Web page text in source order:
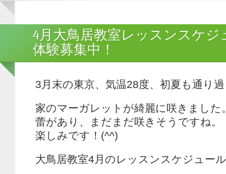
4月大鳥居教室レッスンスケジ
体験募集中！
3月末の東京、気温28度、初夏も通り
家のマーガレットが綺麗に咲きました
蕾があり、まだまだ咲きそうですね。
楽しみです！(^^)
大鳥居教室4月のレッスンスケジュー